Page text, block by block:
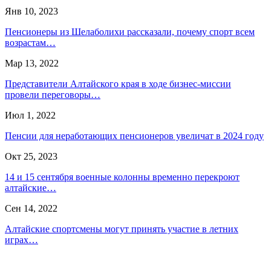
Янв 10, 2023
Пенсионеры из Шелаболихи рассказали, почему спорт всем
возрастам…
Мар 13, 2022
Представители Алтайского края в ходе бизнес-миссии
провели переговоры…
Июл 1, 2022
Пенсии для неработающих пенсионеров увеличат в 2024 году
Окт 25, 2023
14 и 15 сентября военные колонны временно перекроют
алтайские…
Сен 14, 2022
Алтайские спортсмены могут принять участие в летних
играх…